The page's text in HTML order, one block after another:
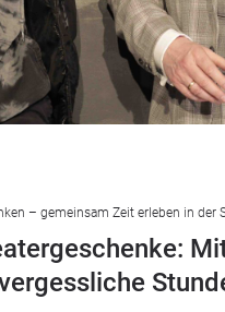
– gemeinsam Zeit erleben in der